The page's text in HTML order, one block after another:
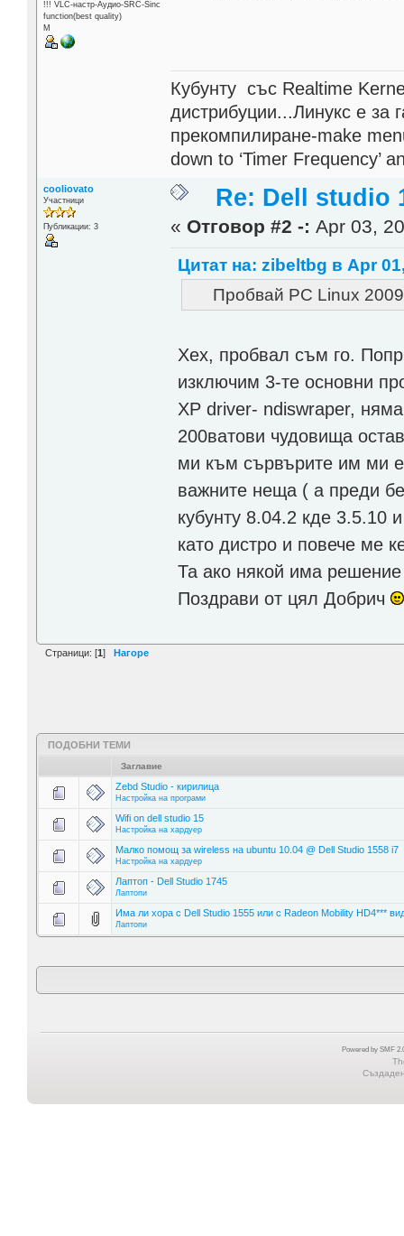
!!! VLC-настр-Аудио-SRC-Sinc
function(best quality)
М
Кубунту със Realtime
дистрибуции...Линукс е за
прекомпилиране-make
down to ‘Timer Frequency’
cooliovato
Участници
Публикации: 3
Re: Dell studio
« Отговор #2 -: Apr 03,
Цитат на: zibeltbg в Apr
Пробвай PC Linux 2009
Хех, пробвал съм го.
изключим 3-те основни
XP driver- ndiswraper,
200ватови чудовища
ми към сървърите им ми
важните неща ( а преди
кубунту 8.04.2 кде 3.5.10
като дистро и повече ме
Та ако някой има
Поздрави от цял Добрич
Страници: [1] Нагоре
ПОДОБНИ ТЕМИ
Заглавие
Zebd Studio - кирилица
Настройка на програми
Wifi on dell studio 15
Настройка на хардуер
Малко помощ за wireless на ubuntu 10.04 @ Dell Studio 1558 i7
Настройка на хардуер
Лаптоп - Dell Studio 1745
Лаптопи
Има ли хора с Dell Studio 1555 или с Radeon Mobility HD4***
Лаптопи
Powered by SMF